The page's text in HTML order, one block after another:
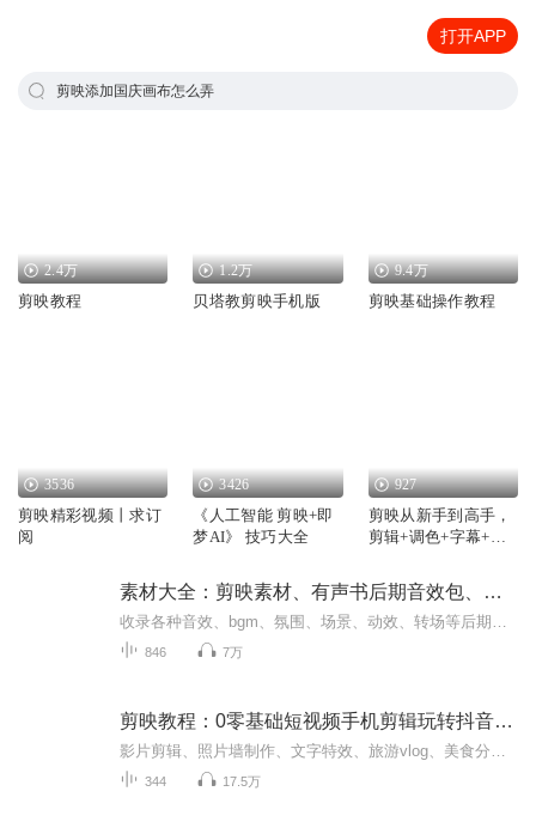
打开APP
剪映添加国庆画布怎么弄
2.4万
剪映教程
1.2万
贝塔教剪映手机版
9.4万
剪映基础操作教程
3536
剪映精彩视频丨求订
阅
3426
《人工智能 剪映+即
梦AI》 技巧大全
927
剪映从新手到高手，
剪辑+调色+字幕+配
素材大全：剪映素材、有声书后期音效包、场景搭建背景
846 7万
剪映教程：0零基础短视频手机剪辑玩转抖音短视频运营
344 17.5万